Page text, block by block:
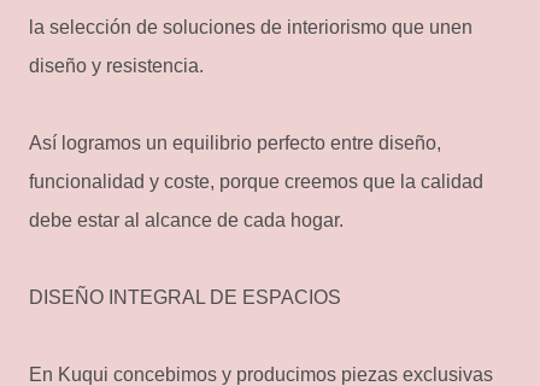
la selección de soluciones de interiorismo que unen
diseño y resistencia.
Así logramos un equilibrio perfecto entre diseño,
funcionalidad y coste, porque creemos que la calidad
debe estar al alcance de cada hogar.
DISEÑO INTEGRAL DE ESPACIOS
En Kuqui concebimos y producimos piezas exclusivas